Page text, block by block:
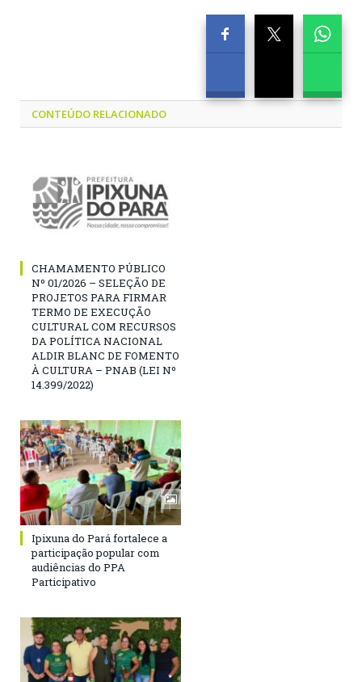
CONTEÚDO RELACIONADO
CHAMAMENTO PÚBLICO
Nº 01/2026 – SELEÇÃO DE
PROJETOS PARA FIRMAR
TERMO DE EXECUÇÃO
CULTURAL COM RECURSOS
DA POLÍTICA NACIONAL
ALDIR BLANC DE FOMENTO
À CULTURA – PNAB (LEI Nº
14.399/2022)
Ipixuna do Pará fortalece a
participação popular com
audiências do PPA
Participativo